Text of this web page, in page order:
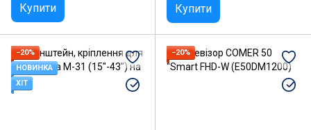
Купити Купити
−20%
НОВИНКА
ХІТ
−20%